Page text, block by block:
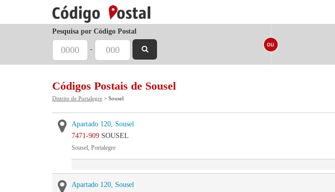
Pesquisa por Código Postal
-
Códigos Postais de Sousel
Distrito de Portalegre > Sousel
Apartado 120, Sousel
7471-909 SOUSEL
Sousel, Portalegre
Apartado 120, Sousel